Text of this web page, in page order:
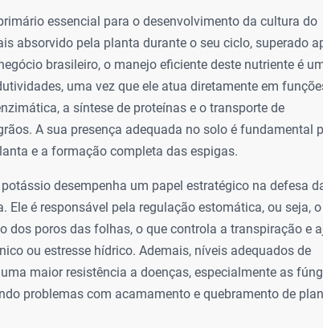
essencial para o desenvolvimento da cultura do
absorvido pela planta durante o seu ciclo, superado
brasileiro, o manejo eficiente deste nutriente é
uma vez que ele atua diretamente em
a síntese de proteínas e o transporte de
A sua presença adequada no solo é fundamental
e a formação completa das espigas.
desempenha um papel estratégico na defesa
Ele é responsável pela regulação estomática, ou seja, o
dos poros das folhas, o que controla a transpiração e
ou estresse hídrico. Ademais, níveis adequados de
maior resistência a doenças, especialmente as
problemas com acamamento e quebramento de